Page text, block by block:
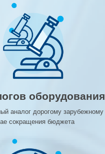
оборудования
аналог дорогому зарубежному
сокращения бюджета